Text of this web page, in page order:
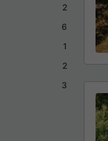
2
6
1
2
3